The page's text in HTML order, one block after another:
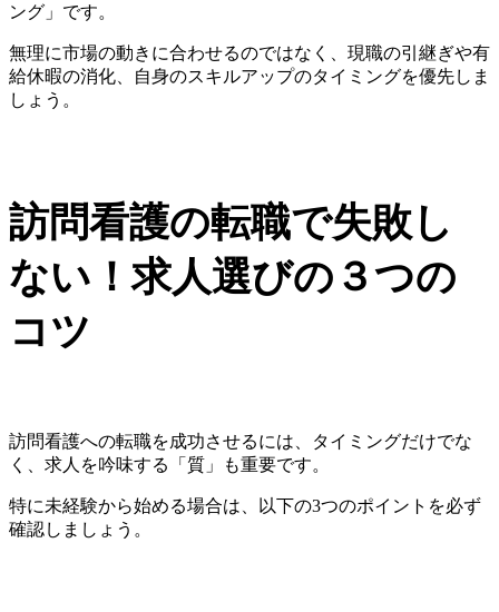
ング」です。
無理に市場の動きに合わせるのではなく、現職の引継ぎや有
給休暇の消化、自身のスキルアップのタイミングを優先しま
しょう。
訪問看護の転職で失敗し
ない！求人選びの３つの
コツ
訪問看護への転職を成功させるには、タイミングだけでな
く、求人を吟味する「質」も重要です。
特に未経験から始める場合は、以下の3つのポイントを必ず
確認しましょう。